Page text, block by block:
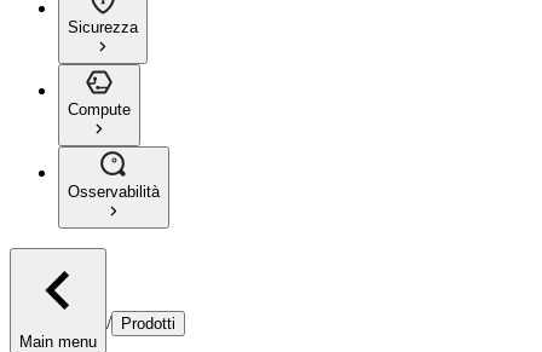
Sicurezza
Compute
Osservabilità
Main menu
/ Prodotti